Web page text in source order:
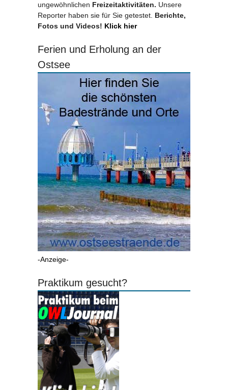
ungewöhnlichen Freizeitaktivitäten. Unsere
Reporter haben sie für Sie getestet. Berichte,
Fotos und Videos! Klick hier
Ferien und Erholung an der
Ostsee
-Anzeige-
Praktikum gesucht?